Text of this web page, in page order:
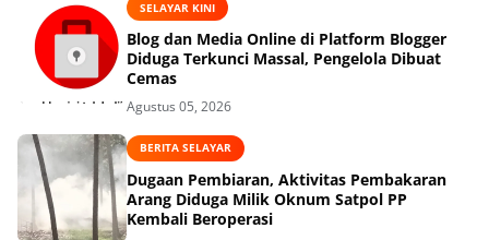
SELAYAR KINI
Blog dan Media Online di Platform Blogger
Diduga Terkunci Massal, Pengelola Dibuat
Cemas
Agustus 05, 2026
BERITA SELAYAR
Dugaan Pembiaran, Aktivitas Pembakaran
Arang Diduga Milik Oknum Satpol PP
Kembali Beroperasi